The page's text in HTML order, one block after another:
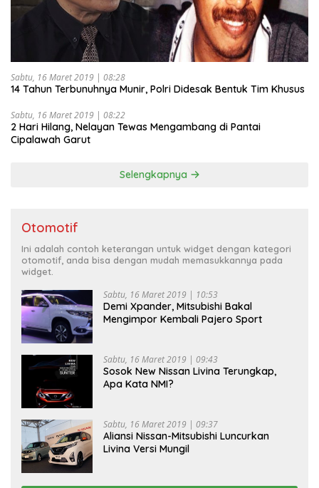
Sabtu, 16 Maret 2019 | 08:28
14 Tahun Terbunuhnya Munir, Polri Didesak Bentuk Tim Khusus
Sabtu, 16 Maret 2019 | 08:22
2 Hari Hilang, Nelayan Tewas Mengambang di Pantai
Cipalawah Garut
Selengkapnya
Otomotif
Ini adalah contoh keterangan untuk widget dengan kategori
otomotif, anda bisa dengan mudah memasukkannya pada
widget.
Sabtu, 16 Maret 2019 | 10:53
Demi Xpander, Mitsubishi Bakal
Mengimpor Kembali Pajero Sport
Sabtu, 16 Maret 2019 | 09:43
Sosok New Nissan Livina Terungkap,
Apa Kata NMI?
Sabtu, 16 Maret 2019 | 09:37
Aliansi Nissan-Mitsubishi Luncurkan
Livina Versi Mungil